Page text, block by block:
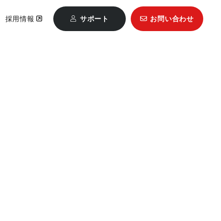
採用情報 サポート お問い合わせ